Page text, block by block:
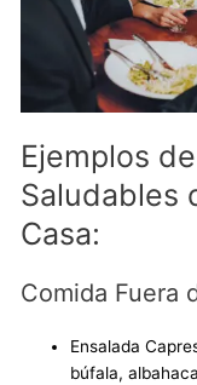
Ejemplos
Saludables
Casa:
Comida Fuera
Ensalada
búfala,